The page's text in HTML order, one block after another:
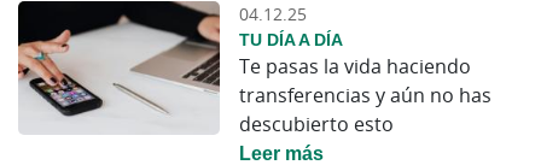
04.12.25
TU DÍA A DÍA
Te pasas la vida haciendo
transferencias y aún no has
descubierto esto
Leer más